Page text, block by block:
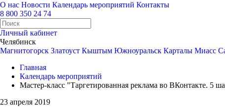
О нас Новости Календарь мероприятий Контакты
8 800 350 24 74
Личный кабинет
Челябинск
Магнитогорск Златоуст Кыштым Южноуральск Карталы Миасс
Главная
Календарь мероприятий
Мастер-класс "Таргетированная реклама во ВКонтакте. 5
23 апреля 2019